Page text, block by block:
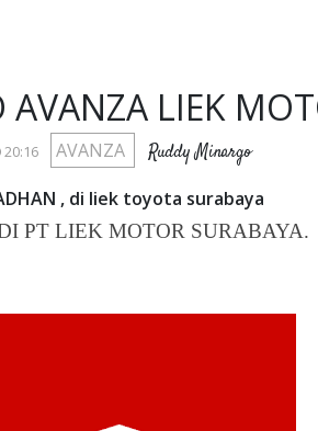
AVANZA LIEK
20:16 AVANZA Ruddy Minargo
, di liek toyota surabaya
PT LIEK MOTOR SURABAYA.